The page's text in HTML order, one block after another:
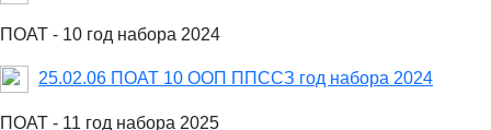
ПОАТ - 10 год набора 2024
25.02.06 ПОАТ 10 ООП ППССЗ год набора 2024
ПОАТ - 11 год набора 2025